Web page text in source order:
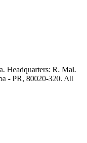
. Headquarters: R. Mal.
- PR, 80020-320. All